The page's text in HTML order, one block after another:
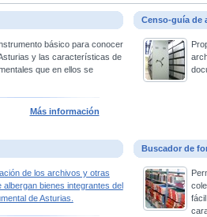
básico para conocer
y las características de
que en ellos se
Más información
Censo-guía de
de los archivos y otras
albergan bienes integrantes del
de Asturias.
Buscador de